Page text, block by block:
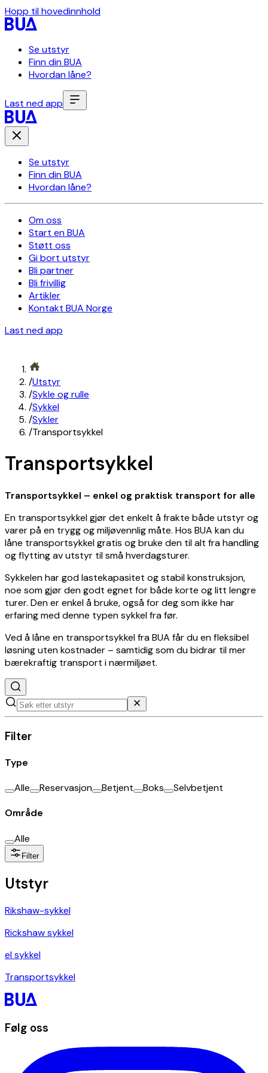
Hopp til hovedinnhold
Se utstyr
Finn din BUA
Hvordan låne?
Last ned app
Se utstyr
Finn din BUA
Hvordan låne?
Om oss
Start en BUA
Støtt oss
Gi bort utstyr
Bli partner
Bli frivillig
Artikler
Kontakt BUA Norge
Last ned app
/Utstyr
/Sykle og rulle
/Sykkel
/Sykler
/Transportsykkel
Transportsykkel
Transportsykkel – enkel og praktisk transport for alle
En transportsykkel gjør det enkelt å frakte både utstyr og
varer på en trygg og miljøvennlig måte. Hos BUA kan du
låne transportsykkel gratis og bruke den til alt fra handling
og flytting av utstyr til små hverdagsturer.
Sykkelen har god lastekapasitet og stabil konstruksjon,
noe som gjør den godt egnet for både korte og litt lengre
turer. Den er enkel å bruke, også for deg som ikke har
erfaring med denne typen sykkel fra før.
Ved å låne en transportsykkel fra BUA får du en fleksibel
løsning uten kostnader – samtidig som du bidrar til mer
bærekraftig transport i nærmiljøet.
Filter
Type
Alle Reservasjon Betjent Boks Selvbetjent
Område
Alle
Filter
Utstyr
Rikshaw-sykkel
Rickshaw sykkel
el sykkel
Transportsykkel
Følg oss